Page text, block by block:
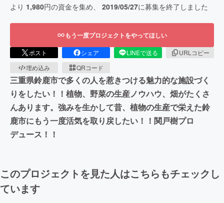
より 1,980円の資金を集め、 2019/05/27に募集を終了しました
もう一度プロジェクトをやってほしい
ポスト シェア LINEで送る
URLコピー
埋め込み
QRコード
三重県鈴鹿市で多くの人を惹きつける魅力的な施設づく
りをしたい！！植物、野菜の生産ノウハウ、畑がたくさ
んあります。強みを生かして昔、植物の生産で栄えた鈴
鹿市にもう一度活気を取り戻したい！！関戸樹プロ
デュース！！
このプロジェクトを見た人はこちらもチェックし
ています